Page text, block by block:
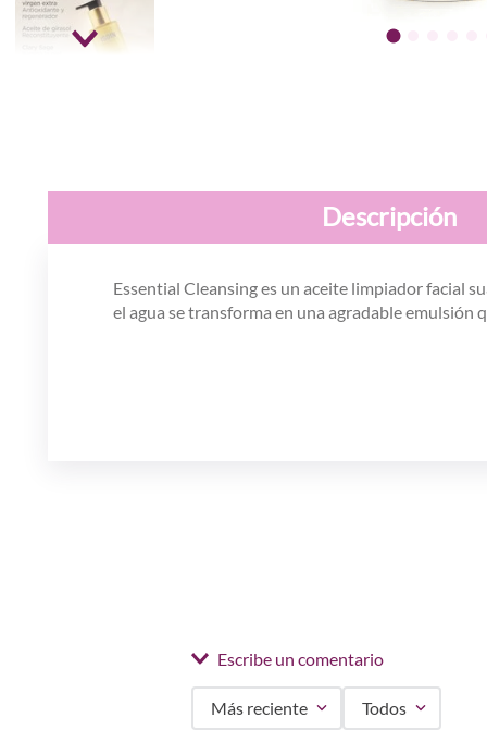
Descripción
Essential Cleansing es un aceite limpiador facial
el agua se transforma en una agradable emulsión
Escribe un comentario
Más reciente Todos